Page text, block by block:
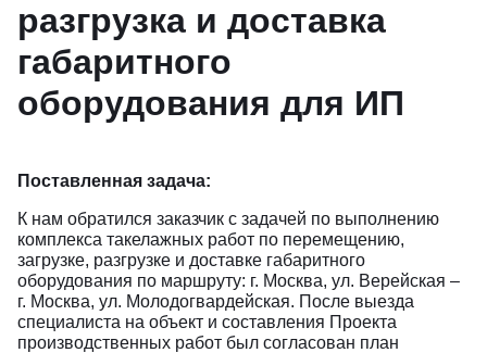
разгрузка и доставка
габаритного
оборудования для ИП
Поставленная задача:
К нам обратился заказчик с задачей по выполнению
комплекса такелажных работ по перемещению,
загрузке, разгрузке и доставке габаритного
оборудования по маршруту: г. Москва, ул. Верейская –
г. Москва, ул. Молодогвардейская. После выезда
специалиста на объект и составления Проекта
производственных работ был согласован план